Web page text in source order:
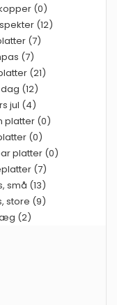
(0)
(12)
(7)
(7)
(21)
(12)
jul (4)
platter (0)
(0)
platter (0)
(7)
små (13)
store (9)
(2)